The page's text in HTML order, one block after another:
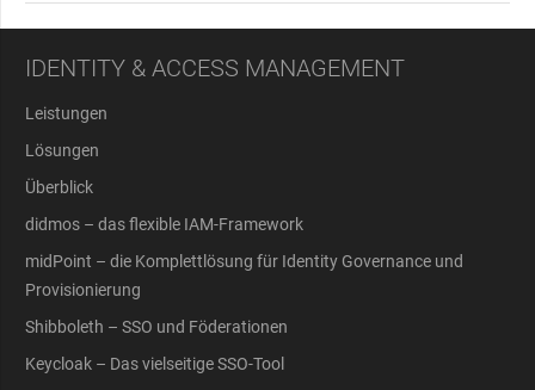
IDENTITY & ACCESS MANAGEMENT
Leistungen
Lösungen
Überblick
didmos – das flexible IAM-Framework
midPoint – die Komplettlösung für Identity Governance und
Provisionierung
Shibboleth – SSO und Föderationen
Keycloak – Das vielseitige SSO-Tool